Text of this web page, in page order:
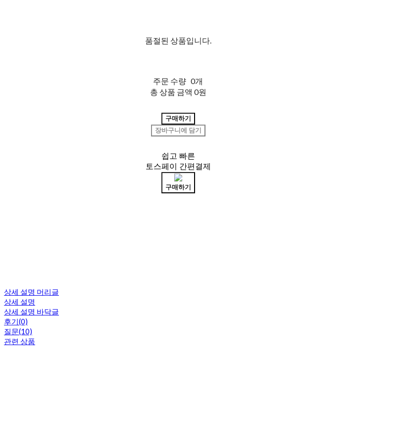
품절된 상품입니다.
주문 수량 0개
총 상품 금액 0원
구매하기
장바구니에 담기
쉽고 빠른
토스페이 간편결제
구매하기
상세 설명 머리글
상세 설명
상세 설명 바닥글
후기(0)
질문(10)
관련 상품